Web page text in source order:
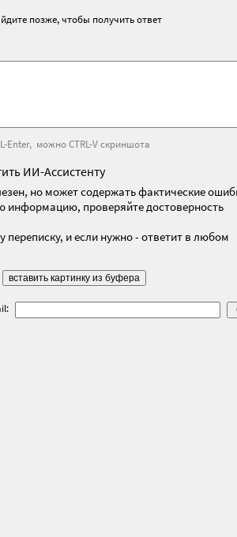
позже, чтобы получить ответ
Enter, можно CTRL-V скриншота
ИИ-Ассистенту
но может содержать фактические
информацию, проверяйте достоверность
переписку, и если нужно - ответит в любом